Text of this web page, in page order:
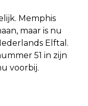
Memphis
maar is nu
Elftal.
51 in zijn
voorbij.